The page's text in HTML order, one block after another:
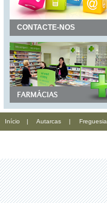
CONTACTE-NOS
Início | Autarcas | Freguesia